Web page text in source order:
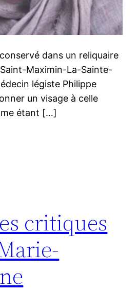
dans un reliquaire
Maximin-La-Sainte-
légiste Philippe
un visage à celle
étant […]
critiques